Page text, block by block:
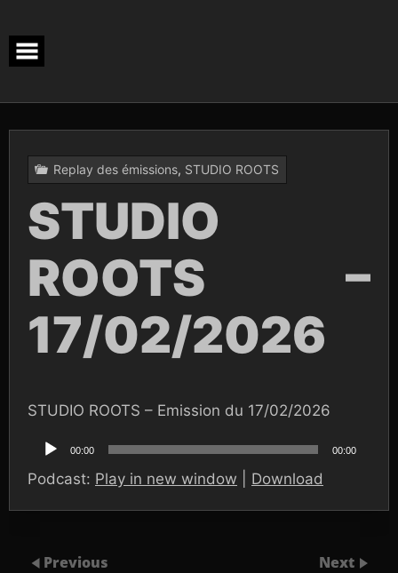
content
Replay des émissions, STUDIO ROOTS
STUDIO
ROOTS –
17/02/2026
STUDIO ROOTS – Emission du 17/02/2026
audio
00:00 00:00
Podcast: Play in new window Download
Previous Next